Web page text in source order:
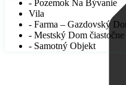
- Pozemok Na Bývanie
Vila
- Farma – Gazdovský
- Mestský Dom
- Samotný Objekt